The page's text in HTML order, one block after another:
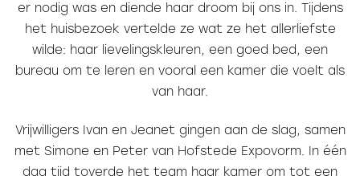
er nodig was en diende haar droom bij ons in. Tijdens
het huisbezoek vertelde ze wat ze het allerliefste
wilde: haar lievelingskleuren, een goed bed, een
bureau om te leren en vooral een kamer die voelt als
van haar.
Vrijwilligers Ivan en Jeanet gingen aan de slag, samen
met Simone en Peter van Hofstede Expovorm. In één
dag tijd toverde het team haar kamer om tot een